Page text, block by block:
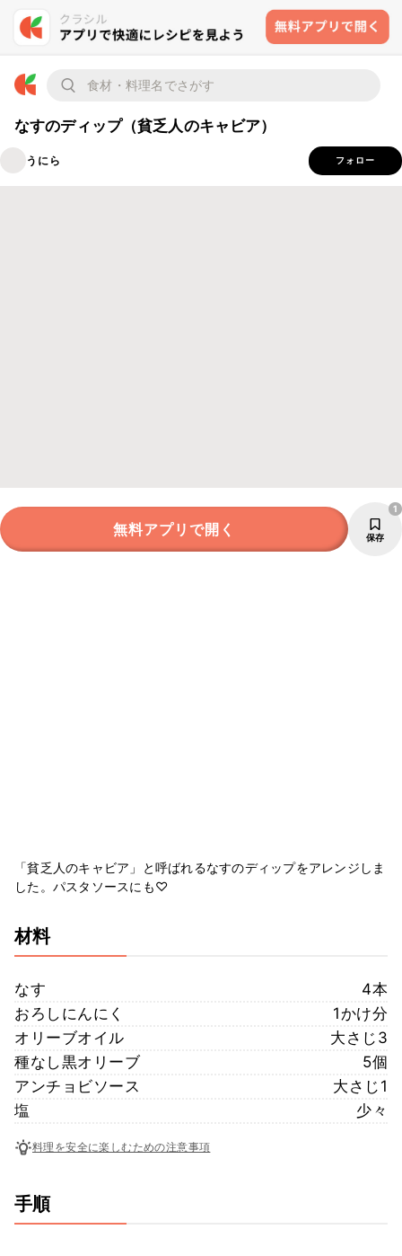
なすのディップ（貧乏人のキャビア）
うにら フォロー
無料アプリで開く 保存
1
「貧乏人のキャビア」と呼ばれるなすのディップをアレンジしま
した。パスタソースにも♡
材料
なす
4本
おろしにんにく
1かけ分
オリーブオイル
大さじ3
種なし黒オリーブ
5個
アンチョビソース
大さじ1
塩
少々
料理を安全に楽しむための注意事項
手順